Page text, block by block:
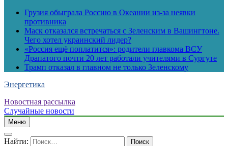
Грузия обыграла Россию в Океании из-за неявки
противника
Маск отказался встречаться с Зеленским в Вашингтоне.
Чего хотел украинский лидер?
«Россия ещё поплатится»: родители главкома ВСУ
Драпатого почти 20 лет работали учителями в Сургуте
Трамп отказал в главном не только Зеленскому
Энергетика
Новостная рассылка
Случайные новости
Меню
Найти: